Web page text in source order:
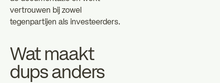
vertrouwen bij zowel
tegenpartijen als investeerders.
Wat maakt
dups anders